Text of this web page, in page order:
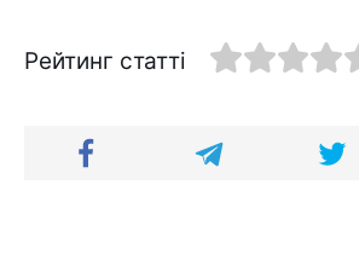
Рейтинг статті